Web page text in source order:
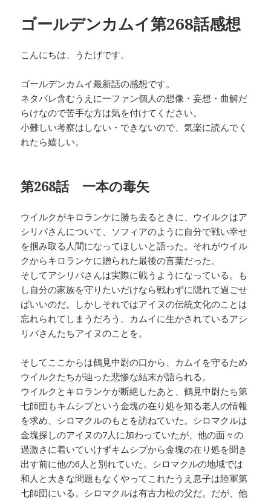
ゴールデンカムイ第268話感想
こんにちは、うたげです。
ゴールデンカムイ最新話の感想です。
ネタバレ含むうえに一ファン個人の想像・妄想・曲解だ
らけなので苦手な方は気を付けてください。
小難しい考察はしない・できないので、気楽に読んでく
れたら嬉しい。
第268話 一本の毒矢
ウイルクがキロランケに勝ち去るときに、ウイルクはア
シリパさんについて、ソフィアのように自分で戦い幸せ
を掴み取る人間になってほしいと語った。それがウイル
クからキロランケに贈られた最後の言葉だった。
そしてアシリパさんは実際に戦うようになっている。も
し自分の家族を守りたいだけなら戦わずに隠れて過ごせ
ばいいのだ。しかしそれではアイヌの伝統文化のことは
忘れられてしまうだろう。カムイに生かされているアシ
リパさんたちアイヌのことを。
そしてここからは鶴見中尉の口から、カムイを守るため
ウイルクたちが辿った悲惨な結末が語られる。
ウイルクとキロランケが断絶したあと、鶴見中尉たち第
七師団もキムシプという金塊の在り処を知る老人の情報
を求め、シロマクルのもとを訪ねていた。シロマクルは
金塊探しのアイヌの7人に加わっていたが、他の面々の
過激さに着いていけずキムシプから金塊の在り処を聞き
出す前に他の6人と別れていた。シロマクルの地域では
和人と大きな問題もなくやってこれたうえ息子は陸軍第
七師団にいる。シロマクルは有古力松の父だ。だが、他